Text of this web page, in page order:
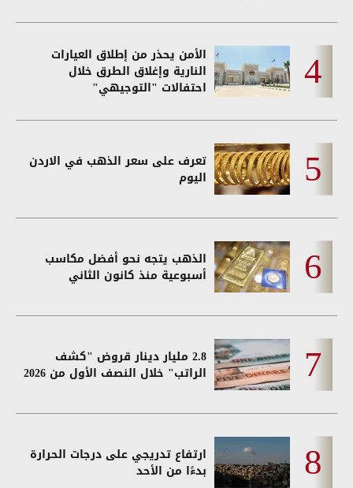
الأمن يحذر من إطلاق العيارات
النارية وإغلاق الطرق خلال
احتفالات "التوجيهي"
تعرف على سعر الذهب في الاردن
اليوم
الذهب يتجه نحو أفضل مكاسب
أسبوعية منذ كانون الثاني
2.8 مليار دينار قروض "كشف
الراتب" خلال النصف الأول من 2026
ارتفاع تدريجي على درجات الحرارة
بدءًا من الأحد